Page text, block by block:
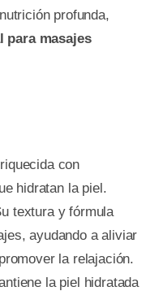
profunda,
para masajes
con
hidratan la piel.
textura y fórmula
ayudando a aliviar
la relajación.
la piel hidratada